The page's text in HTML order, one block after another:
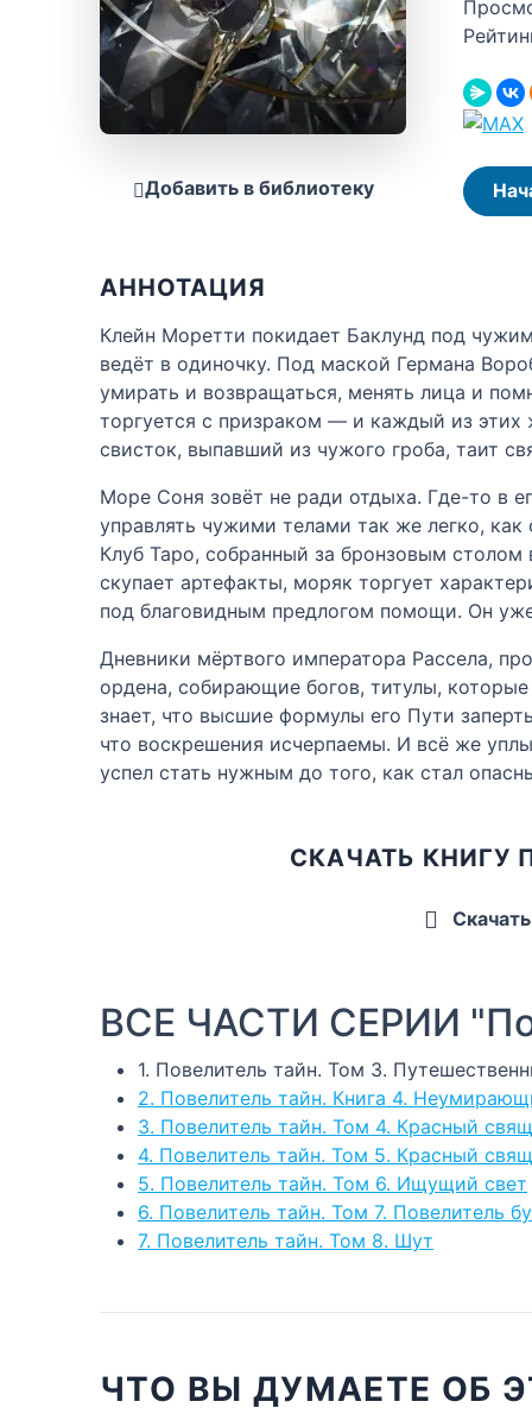
Добавить в библиотеку
АННОТАЦИЯ
Клейн Моретти покидает Баклунд под
ведёт в одиночку. Под маской Германа
умирать и возвращаться, менять лица и
торгуется с призраком — и каждый из этих
свисток, выпавший из чужого гроба, таит
Море Соня зовёт не ради отдыха. Где-то в
управлять чужими телами так же легко,
Клуб Таро, собранный за бронзовым
скупает артефакты, моряк торгует
под благовидным предлогом помощи. Он
Дневники мёртвого императора Рассела,
ордена, собирающие богов, титулы,
знает, что высшие формулы его Пути
что воскрешения исчерпаемы. И всё же
успел стать нужным до того, как стал
СКАЧАТЬ КНИГУ
ВСЕ ЧАСТИ СЕРИИ
1. Повелитель тайн. Том 3.
2. Повелитель тайн. Книга 4.
3. Повелитель тайн. Том 4. Красный
4. Повелитель тайн. Том 5. Красный
5. Повелитель тайн. Том 6. Ищущий свет
6. Повелитель тайн. Том 7. Повелитель
7. Повелитель тайн. Том 8. Шут
ЧТО ВЫ ДУМАЕТЕ ОБ